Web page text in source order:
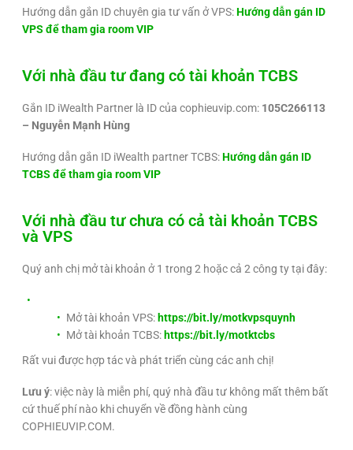
Hướng dẫn gắn ID chuyên gia tư vấn ở VPS:Hướng dẫn gán ID
VPS để tham gia room VIP
Với nhà đầu tư đang có tài khoản TCBS
Gắn ID iWealth Partner là ID của cophieuvip.com: 105C266113
– Nguyễn Mạnh Hùng
Hướng dẫn gắn ID iWealth partner TCBS:Hướng dẫn gán ID
TCBS để tham gia room VIP
Với nhà đầu tư chưa có cả tài khoản TCBS
và VPS
Quý anh chị mở tài khoản ở 1 trong 2 hoặc cả 2 công ty tại đây:
Mở tài khoản VPS: https://bit.ly/motkvpsquynh
Mở tài khoản TCBS: https://bit.ly/motktcbs
Rất vui được hợp tác và phát triển cùng các anh chị!
Lưu ý: việc này là miễn phí, quý nhà đầu tư không mất thêm bất
cứ thuế phí nào khi chuyển về đồng hành cùng
COPHIEUVIP.COM.